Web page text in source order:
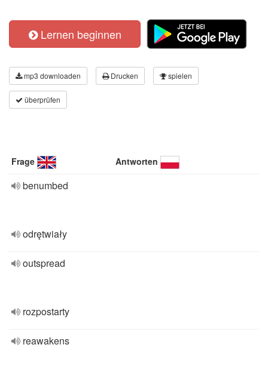
Lernen beginnen
mp3 downloaden Drucken spielen
überprüfen
Frage Antworten
benumbed
odrętwiały
outspread
rozpostarty
reawakens